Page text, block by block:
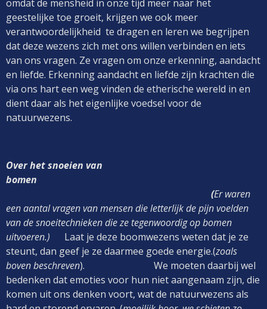
omdat de mensheid in onze tijd meer naar het
geestelijke toe groeit, krijgen we ook meer
verantwoordelijkheid te dragen en leren we begrijpen
dat deze wezens zich met ons willen verbinden en iets
van ons vragen. Ze vragen om onze erkenning, aandacht
en liefde. Erkenning aandacht en liefde zijn krachten die
via ons hart een weg vinden de etherische wereld in en
dient daar als het eigenlijke voedsel voor de
natuurwezens.
Over het snoeien van
bomen
(Er waren
een aantal vragen van mensen die letterlijk de pijn voelden
van de snoeitechnieken die ze tegenwoordig op bomen
uitvoeren.) Laat je deze boomwezens weten dat je ze
steunt, dan geef je ze daarmee goede energie.(zoals
boven beschreven). We moeten daarbij wel
bedenken dat emoties voor hun niet aangenaam zijn, die
komen uit ons denken voort, wat de natuurwezens als